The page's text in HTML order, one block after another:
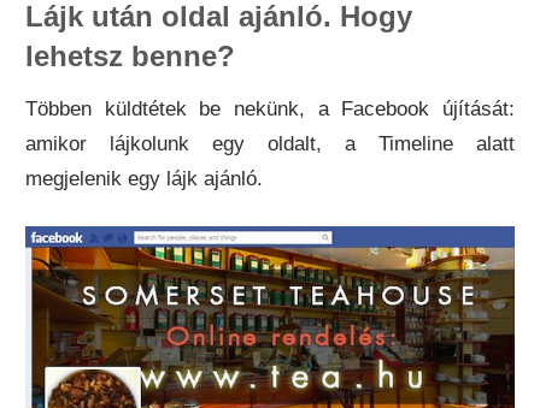
Lájk után oldal ajánló. Hogy
lehetsz benne?
Többen küldtétek be nekünk, a Facebook újítását:
amikor lájkolunk egy oldalt, a Timeline alatt
megjelenik egy lájk ajánló.